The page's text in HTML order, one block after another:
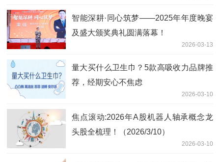
智能深耕·同心筑梦——2025年年度晚宴
及盛大颁奖典礼圆满落幕！
2026-03-13
量大买什么卫生巾？5款高吸收力品牌推
荐，经期安心不焦虑
2026-03-10
焦点滚动:2026年A股机器人轴承概念龙
头股全梳理！（2026/3/10）
2026-03-10